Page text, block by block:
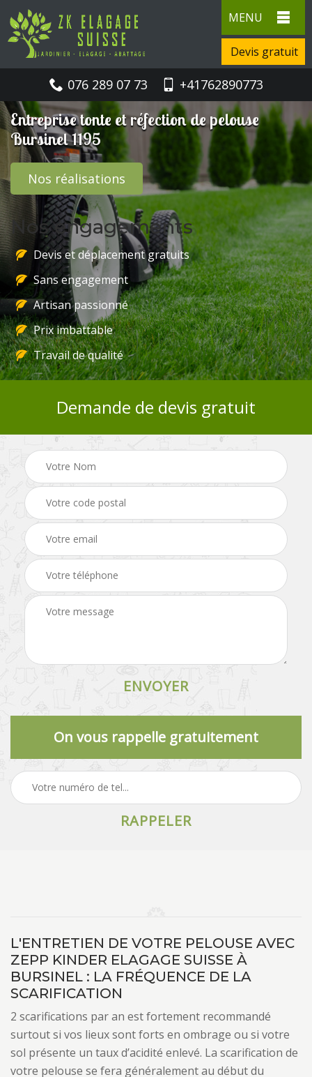
MENU
Devis gratuit
076 289 07 73 +41762890773
Entreprise tonte et réfection de pelouse
Bursinel 1195
Nos réalisations
Nos engagements
Devis et déplacement gratuits
Sans engagement
Artisan passionné
Prix imbattable
Travail de qualité
Demande de devis gratuit
On vous rappelle gratuitement
L'ENTRETIEN DE VOTRE PELOUSE AVEC
ZEPP KINDER ELAGAGE SUISSE À
BURSINEL : LA FRÉQUENCE DE LA
SCARIFICATION
2 scarifications par an est fortement recommandé
surtout si vos lieux sont forts en ombrage ou si votre
sol présente un taux d’acidité enlevé. La scarification de
votre pelouse se fera généralement au début du